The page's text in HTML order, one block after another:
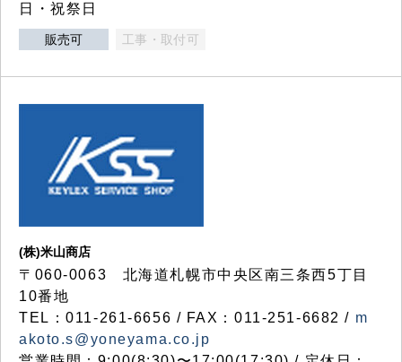
日・祝祭日
販売可 工事・取付可
(株)米山商店
〒060-0063 北海道札幌市中央区南三条西5丁目
10番地
TEL：011-261-6656 / FAX：011-251-6682 / m
akoto.s@yoneyama.co.jp